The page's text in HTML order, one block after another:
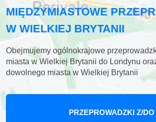
MIĘDZYMIASTOWE
W WIELKIEJ BRYTANII
Obejmujemy ogólnokrajowe
miasta w Wielkiej Brytanii do Londynu
dowolnego miasta w Wielkiej Brytanii
PRZEPROWADZKI Z/DO